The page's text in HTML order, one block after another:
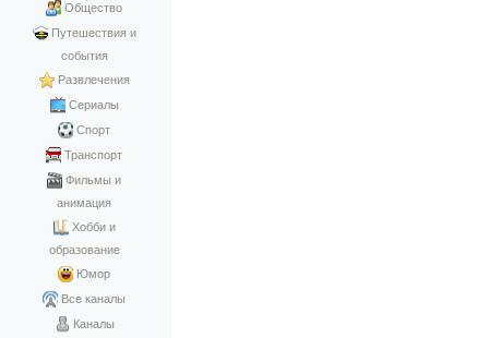
Общество
Путешествия и
события
Развлечения
Сериалы
Спорт
Транспорт
Фильмы и
анимация
Хобби и
образование
Юмор
Все каналы
Каналы